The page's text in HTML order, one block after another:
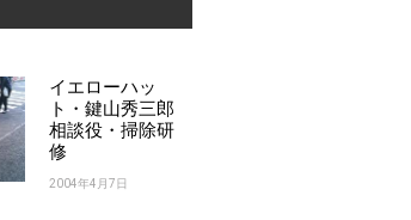
イエローハッ
ト・鍵山秀三郎
相談役・掃除研
修
2004年4月7日